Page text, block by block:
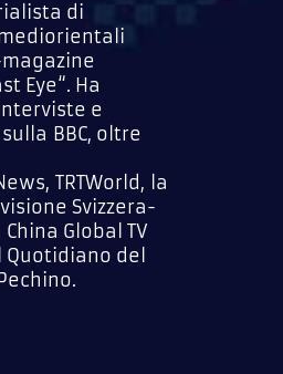
di
Eye“. Ha
e
BBC, oltre
TRTWorld, la
Svizzera-
Global TV
Quotidiano del